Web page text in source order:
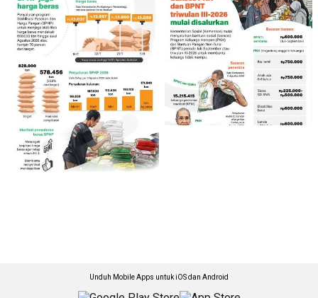
Unduh Mobile Apps untuk iOS dan Android